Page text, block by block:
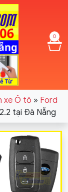
0
xe Ô tô » Ford
tại Đà Nẵng